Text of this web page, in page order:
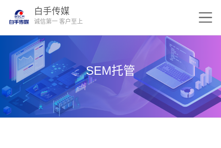
白手传媒
诚信第一 客户至上
SEM托管